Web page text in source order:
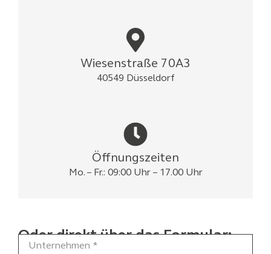
Wiesenstraße 70A3
40549 Düsseldorf
Öffnungszeiten
Mo. – Fr.: 09:00 Uhr – 17.00 Uhr
Oder direkt über das Formular: